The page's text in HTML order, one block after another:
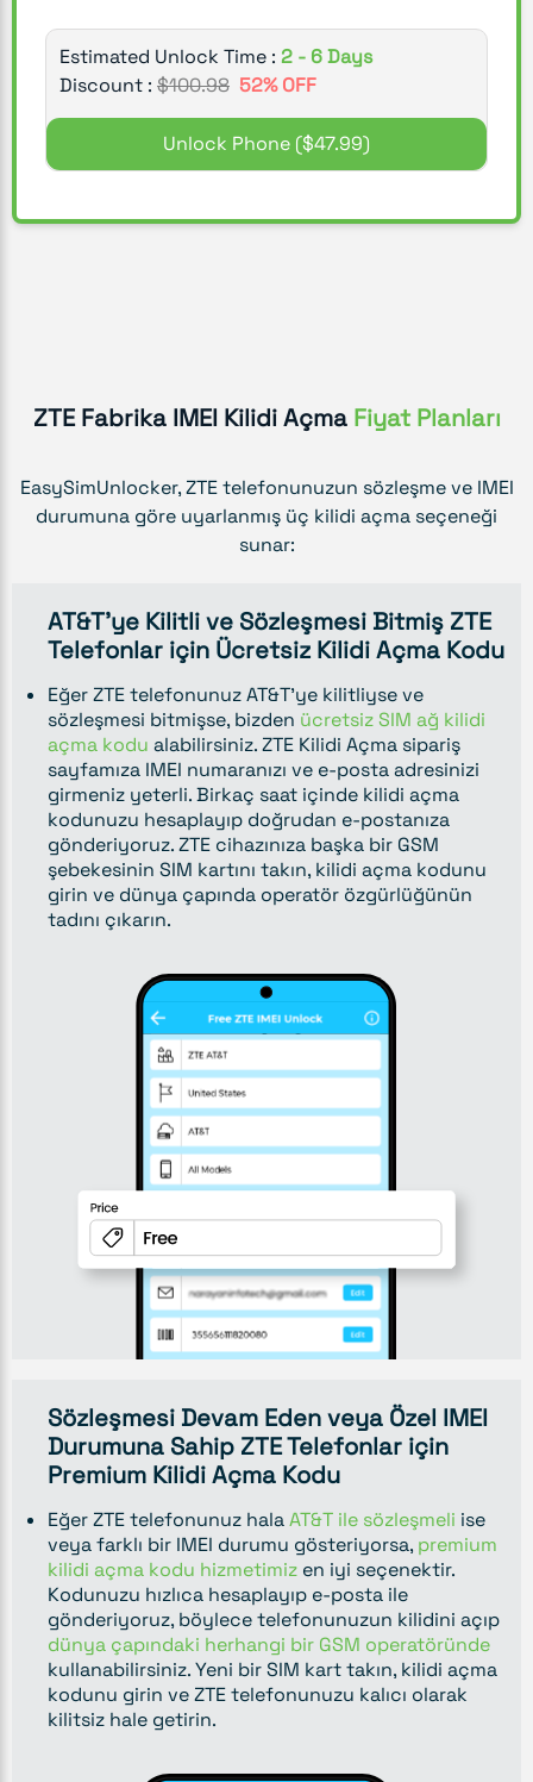
Estimated Unlock Time : 2 - 6 Days
Discount : $100.98 52% OFF
Unlock Phone ($47.99)
ZTE Fabrika IMEI Kilidi Açma Fiyat Planları
EasySimUnlocker, ZTE telefonunuzun sözleşme ve IMEI
durumuna göre uyarlanmış üç kilidi açma seçeneği
sunar:
AT&T'ye Kilitli ve Sözleşmesi Bitmiş ZTE
Telefonlar için Ücretsiz Kilidi Açma Kodu
Eğer ZTE telefonunuz AT&T'ye kilitliyse ve
sözleşmesi bitmişse, bizden ücretsiz SIM ağ kilidi
açma kodu alabilirsiniz. ZTE Kilidi Açma sipariş
sayfamıza IMEI numaranızı ve e-posta adresinizi
girmeniz yeterli. Birkaç saat içinde kilidi açma
kodunuzu hesaplayıp doğrudan e-postanıza
gönderiyoruz. ZTE cihazınıza başka bir GSM
şebekesinin SIM kartını takın, kilidi açma kodunu
girin ve dünya çapında operatör özgürlüğünün
tadını çıkarın.
Sözleşmesi Devam Eden veya Özel IMEI
Durumuna Sahip ZTE Telefonlar için
Premium Kilidi Açma Kodu
Eğer ZTE telefonunuz halaAT&T ile sözleşmeli ise
veya farklı bir IMEI durumu gösteriyorsa, premium
kilidi açma kodu hizmetimiz en iyi seçenektir.
Kodunuzu hızlıca hesaplayıp e-posta ile
gönderiyoruz, böylece telefonunuzun kilidini açıp
dünya çapındaki herhangi bir GSM operatöründe
kullanabilirsiniz. Yeni bir SIM kart takın, kilidi açma
kodunu girin ve ZTE telefonunuzu kalıcı olarak
kilitsiz hale getirin.